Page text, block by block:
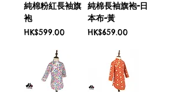
純棉粉紅長袖旗
袍
Price
HK$599.00
純棉長袖旗袍-日
本布-黃
Price
HK$659.00